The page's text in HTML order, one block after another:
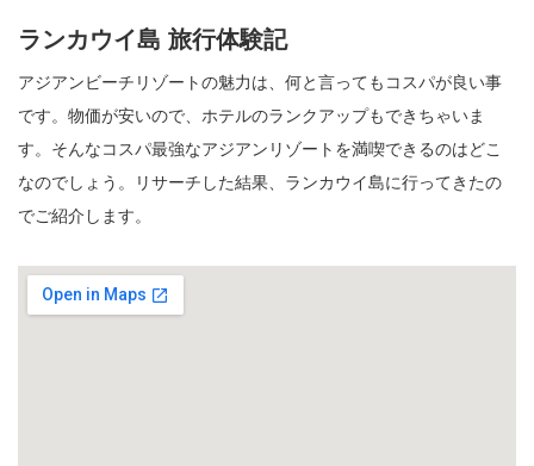
ランカウイ島 旅行体験記
アジアンビーチリゾートの魅力は、何と言ってもコスパが良い事
です。物価が安いので、ホテルのランクアップもできちゃいま
す。そんなコスパ最強なアジアンリゾートを満喫できるのはどこ
なのでしょう。リサーチした結果、ランカウイ島に行ってきたの
でご紹介します。